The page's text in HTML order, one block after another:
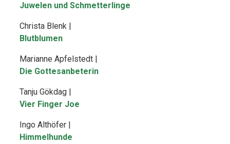
Juwelen und Schmetterlinge
Christa Blenk |
Blutblumen
Marianne Apfelstedt |
Die Gottesanbeterin
Tanju Gökdag |
Vier Finger Joe
Ingo Althöfer |
Himmelhunde